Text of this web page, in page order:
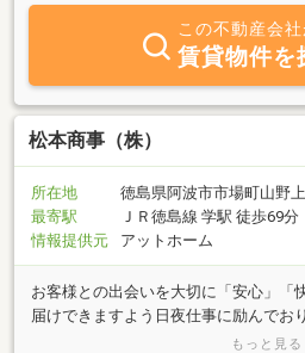
した。地域に貢献する仕事をモットー
致します！阿波市の不動産の事なら、
この不動産会
賃貸物件を
松本商事（株）
所在地
徳島県阿波市市場町山野
最寄駅
ＪＲ徳島線 学駅 徒歩69分
情報提供元
アットホーム
お客様との出会いを大切に「安心」「
届けできますよう日夜仕事に励んでお
アパート・マンション・借家・収益物
もっと見る